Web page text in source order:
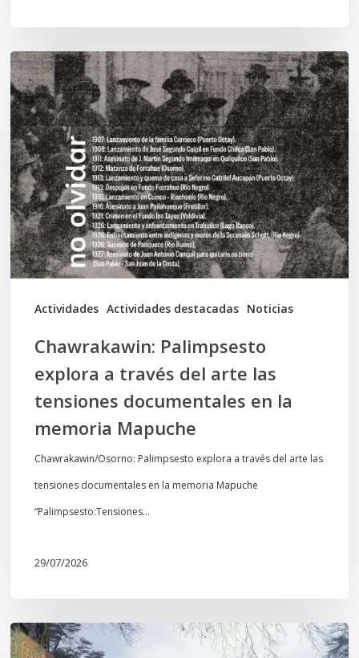
Actividades Actividades destacadas Noticias
Chawrakawin:
Palimpsesto
explora
a
través
del
arte
las
tensiones
documentales
memoria
Mapuche
Chawrakawin: Palimpsesto
explora a través del arte las
tensiones documentales en la
memoria Mapuche
Chawrakawin/Osorno: Palimpsesto explora a través del arte las
tensiones documentales en la memoria Mapuche
“Palimpsesto:Tensiones…
29/07/2026
En